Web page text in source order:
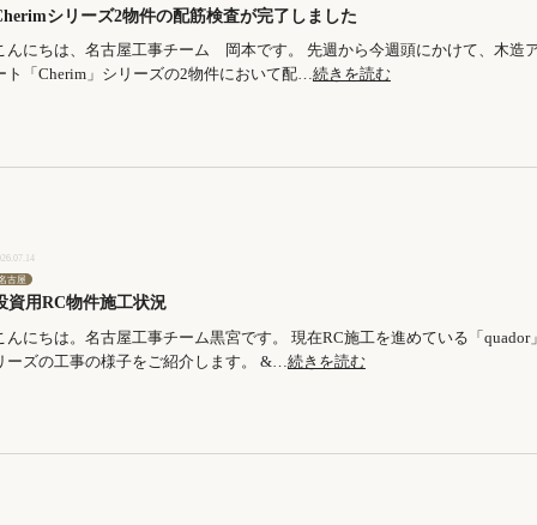
シリーズ2物件の配筋検査が完了しました
んにちは、名古屋工事チーム 岡本です。 先週から今週頭にかけて、木造
ト「Cherim」シリーズの2物件において配…続きを読む
古屋
資用RC物件施工状況
んにちは。名古屋工事チーム黒宮です。 現在RC施工を進めている「quador
ーズの工事の様子をご紹介します。 &… 続きを読む